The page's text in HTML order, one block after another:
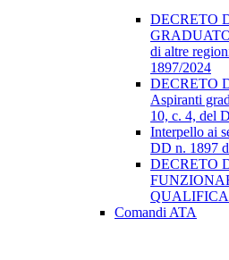
DECRETO
di altre
1897/2024
DECRETO
Aspiranti
10, c. 4, del
Interpello ai
DD n. 1897
DECRETO
Comandi ATA